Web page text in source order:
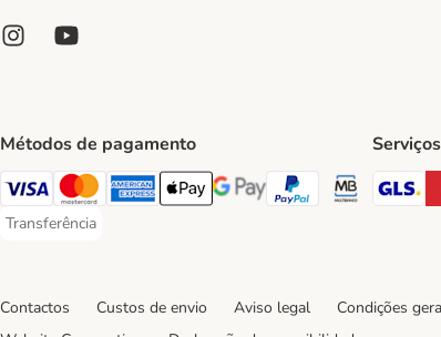
Métodos de pagamento
Visa Payment Method
Mastercard Payment Method
American Express Payment Method
Apple Pay Payment Method
Google Pay Payment Method
PayPal Payment Method
Multibanco
Transferência
Transferência Payment Method
Contactos Custos de envio Aviso legal Condições